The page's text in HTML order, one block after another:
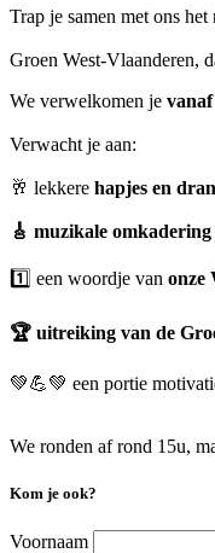
Trap je samen met ons
Groen West-Vlaanderen,
We verwelkomen je vanaf
Verwacht je aan:
🥂 lekkere hapjes en
🎸 muzikale omkadering
1️⃣ een woordje van onze
🏆 uitreiking van de
💚💪💚 een portie
We ronden af rond 15u,
Kom je ook?
Voornaam